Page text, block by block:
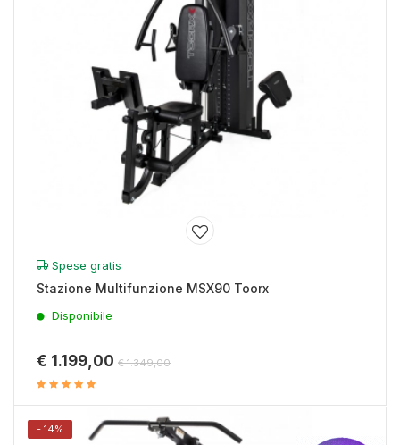
Spese gratis
Stazione Multifunzione MSX90 Toorx
Disponibile
€ 1.199,00 € 1.349,00
- 14%